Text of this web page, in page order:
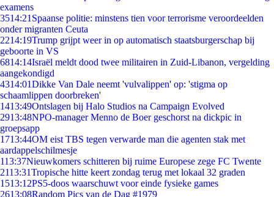
examens
3514:21 Spaanse politie: minstens tien voor terrorisme veroordeelden
onder migranten Ceuta
2214:19Trump grijpt weer in op automatisch staatsburgerschap bij
geboorte in VS
6814:14Israël meldt dood twee militairen in Zuid-Libanon, vergelding
aangekondigd
4314:01Dikke Van Dale neemt 'vulvalippen' op: 'stigma op
schaamlippen doorbreken'
1413:49Ontslagen bij Halo Studios na Campaign Evolved
2913:48NPO-manager Menno de Boer geschorst na dickpic in
groepsapp
1713:44OM eist TBS tegen verwarde man die agenten stak met
aardappelschilmesje
113:37Nieuwkomers schitteren bij ruime Europese zege FC Twente
2113:31Tropische hitte keert zondag terug met lokaal 32 graden
1513:12PS5-doos waarschuwt voor einde fysieke games
2613:08Random Pics van de Dag #1979